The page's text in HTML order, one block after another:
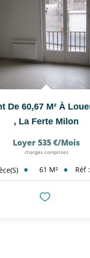
CONTACT
EN
, La Ferte Milon
Loyer 535 €/mois
charges comprises
61 M² Réf :